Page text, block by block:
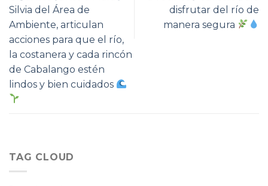
Silvia del Área de
Ambiente, articulan
acciones para que el río,
la costanera y cada rincón
de Cabalango estén
lindos y bien cuidados
disfrutar del río de
manera segura
TAG CLOUD